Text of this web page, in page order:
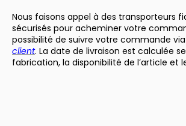
Nous faisons appel à des transporteurs
sécurisés pour acheminer votre
possibilité de suivre votre commande
client. La date de livraison est calculée
fabrication, la disponibilité de l’article et